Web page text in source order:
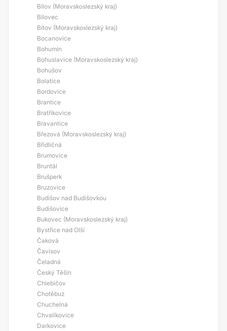
Bílov (Moravskoslezský kraj)
Bílovec
Bítov (Moravskoslezský kraj)
Bocanovice
Bohumín
Bohuslavice (Moravskoslezský kraj)
Bohušov
Bolatice
Bordovice
Brantice
Bratříkovice
Bravantice
Březová (Moravskoslezský kraj)
Břidličná
Brumovice
Bruntál
Brušperk
Bruzovice
Budišov nad Budišovkou
Budišovice
Bukovec (Moravskoslezský kraj)
Bystřice nad Olší
Čaková
Čavisov
Čeladná
Český Těšín
Chlebičov
Chotěbuz
Chuchelná
Chvalíkovice
Darkovice